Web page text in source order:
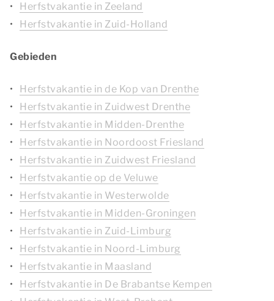
Herfstvakantie in Zeeland
Herfstvakantie in Zuid-Holland
Gebieden
Herfstvakantie in de Kop van Drenthe
Herfstvakantie in Zuidwest Drenthe
Herfstvakantie in Midden-Drenthe
Herfstvakantie in Noordoost Friesland
Herfstvakantie in Zuidwest Friesland
Herfstvakantie op de Veluwe
Herfstvakantie in Westerwolde
Herfstvakantie in Midden-Groningen
Herfstvakantie in Zuid-Limburg
Herfstvakantie in Noord-Limburg
Herfstvakantie in Maasland
Herfstvakantie in De Brabantse Kempen